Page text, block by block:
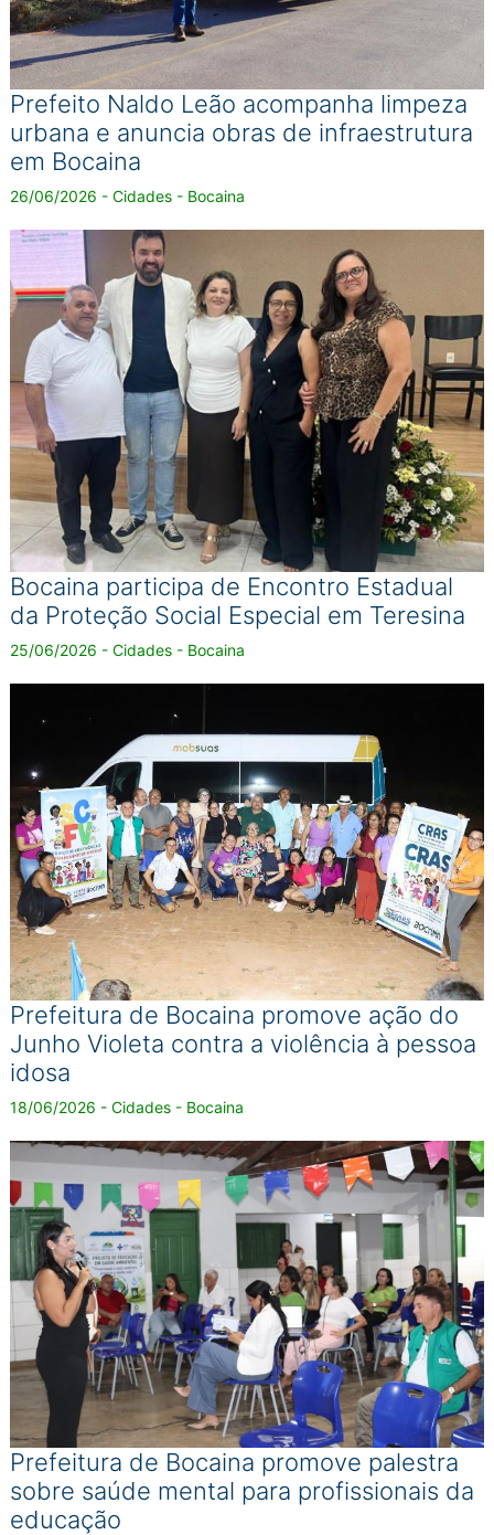
Prefeito Naldo Leão acompanha limpeza
urbana e anuncia obras de infraestrutura
em Bocaina
26/06/2026 - Cidades - Bocaina
Bocaina participa de Encontro Estadual
da Proteção Social Especial em Teresina
25/06/2026 - Cidades - Bocaina
Prefeitura de Bocaina promove ação do
Junho Violeta contra a violência à pessoa
idosa
18/06/2026 - Cidades - Bocaina
Prefeitura de Bocaina promove palestra
sobre saúde mental para profissionais da
educação